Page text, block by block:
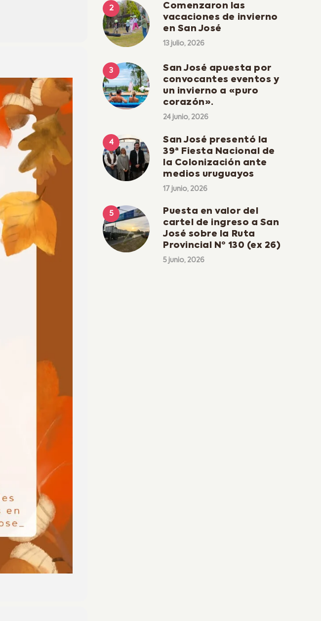
Comenzaron las
vacaciones de invierno
en San José
13 julio, 2026
San José apuesta por
convocantes eventos y
un invierno a «puro
corazón».
24 junio, 2026
San José presentó la
39ª Fiesta Nacional de
la Colonización ante
medios uruguayos
17 junio, 2026
Puesta en valor del
cartel de ingreso a San
José sobre la Ruta
Provincial Nº 130 (ex 26)
5 junio, 2026